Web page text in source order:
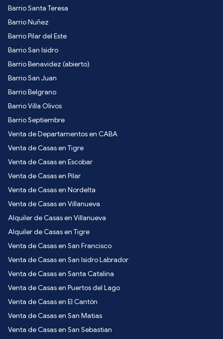
Barrio Santa Teresa
Barrio Nuñez
Barrio Pilar del Este
Barrio San Isidro
Barrio Benavidez (abierto)
Barrio San Juan
Barrio Belgrano
Barrio Villa Olivos
Barrio Septiembre
Venta de Departamentos en CABA
Venta de Casas en Tigre
Venta de Casas en Escobar
Venta de Casas en Pilar
Venta de Casas en Nordelta
Venta de Casas en Villanueva
Alquiler de Casas en Villanueva
Alquiler de Casas en Tigre
Venta de Casas en San Francisco
Venta de Casas en San Isidro Labrador
Venta de Casas en Santa Catalina
Venta de Casas en Puertos del Lago
Venta de Casas en El Cantón
Venta de Casas en San Matias
Venta de Casas en San Sebastian